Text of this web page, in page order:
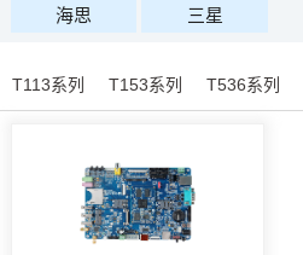
在线文档
方案定制
天猫商城
淘宝商城
海思
三星
T113系列 T153系列 T536系列